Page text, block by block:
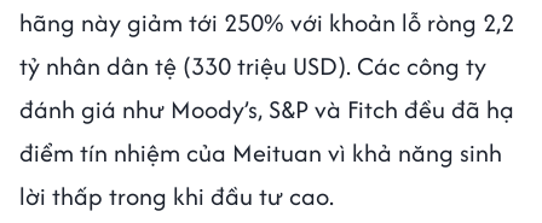
hãng này giảm tới 250% với khoản lỗ ròng 2,2
tỷ nhân dân tệ (330 triệu USD). Các công ty
đánh giá như Moody’s, S&P và Fitch đều đã hạ
điểm tín nhiệm của Meituan vì khả năng sinh
lời thấp trong khi đầu tư cao.